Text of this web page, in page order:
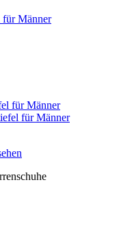
für Männer
für Männer
für Männer